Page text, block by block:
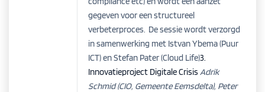
gegeven voor een structureel
verbeterproces. De sessie wordt verzorgd
in samenwerking met IstvanYbema(Puur
ICT) en Stefan Pater (Cloud Life)3.
Innovatieproject Digitale CrisisAdrik
Schmid (CIO, Gemeente Eemsdelta), Peter